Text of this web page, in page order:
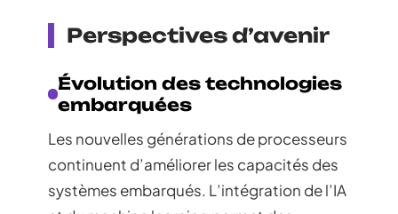
Perspectives d’avenir
Évolution des technologies
embarquées
Les nouvelles générations de processeurs
continuent d’améliorer les capacités des
systèmes embarqués. L’intégration de l’IA